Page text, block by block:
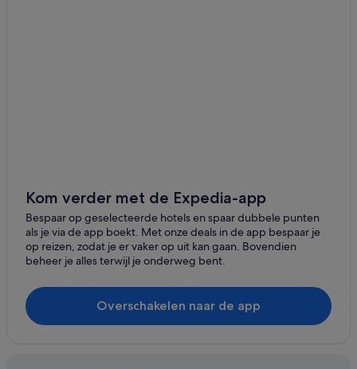
Kom verder met de Expedia-app
Bespaar op geselecteerde hotels en spaar dubbele punten
als je via de app boekt. Met onze deals in de app bespaar je
op reizen, zodat je er vaker op uit kan gaan. Bovendien
beheer je alles terwijl je onderweg bent.
Overschakelen naar de app